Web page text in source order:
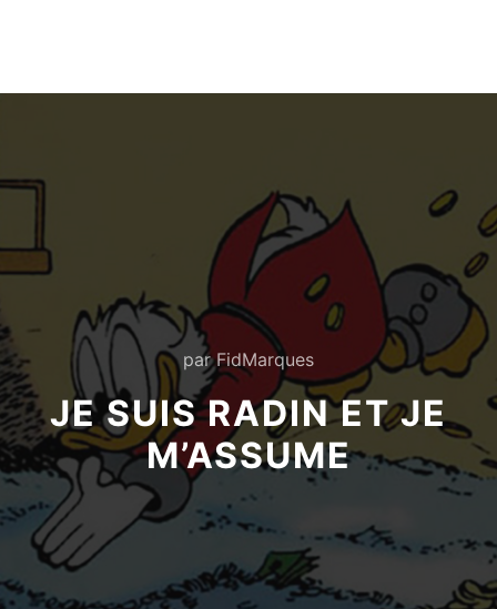
parFidMarques
JE SUIS RADIN ET JE
M’ASSUME